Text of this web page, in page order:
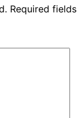
Required fields